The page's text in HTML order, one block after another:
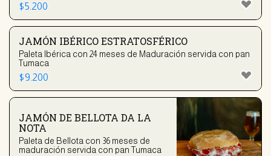
$5.200
JAMÓN IBÉRICO ESTRATOSFÉRICO
Paleta Ibérica con 24 meses de Maduración servida con pan
Tumaca
$9.200
JAMÓN DE BELLOTA DA LA
NOTA
Paleta de Bellota con 36 meses de
maduración servida con pan Tumaca